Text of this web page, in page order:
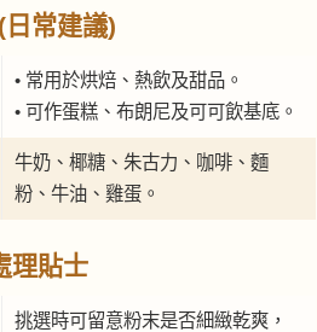
常建議)
• 常用於烘焙、熱飲及甜品。
• 可作蛋糕、布朗尼及可可飲基底。
牛奶、椰糖、朱古力、咖啡、麵
粉、牛油、雞蛋。
理貼士
挑選時可留意粉末是否細緻乾爽，